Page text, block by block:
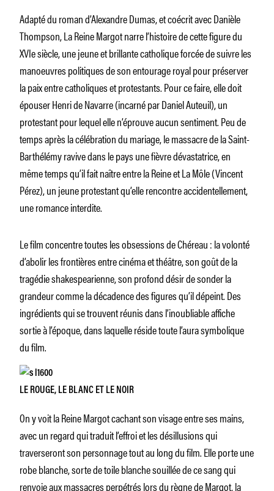
Adapté du roman d’Alexandre Dumas, et coécrit avec Danièle
Thompson,La Reine Margotnarre l’histoire de cette figure du
XVIe siècle, une jeune et brillante catholique forcée de suivre les
manoeuvres politiques de son entourage royal pour préserver
la paix entre catholiques et protestants. Pour ce faire, elle doit
épouser Henri de Navarre (incarné par Daniel Auteuil), un
protestant pour lequel elle n’éprouve aucun sentiment. Peu de
temps après la célébration du mariage, le massacre de la Saint-
Barthélémy ravive dans le pays une fièvre dévastatrice, en
même temps qu’il fait naître entre la Reine et La Môle (Vincent
Pérez), un jeune protestant qu’elle rencontre accidentellement,
une romance interdite.
Le film concentre toutes les obsessions de Chéreau : la volonté
d’abolir les frontières entre cinéma et théâtre, son goût de la
tragédie shakespearienne, son profond désir de sonder la
grandeur comme la décadence des figures qu’il dépeint. Des
ingrédients qui se trouvent réunis dans l’inoubliable affiche
sortie à l’époque, dans laquelle réside toute l’aura symbolique
du film.
LE ROUGE, LE BLANC ET LE NOIR
On y voit la Reine Margot cachant son visage entre ses mains,
avec un regard qui traduit l’effroi et les désillusions qui
traverseront son personnage tout au long du film. Elle porte une
robe blanche, sorte de toile blanche souillée de ce sang qui
renvoie aux massacres perpétrés lors du règne de Margot, la